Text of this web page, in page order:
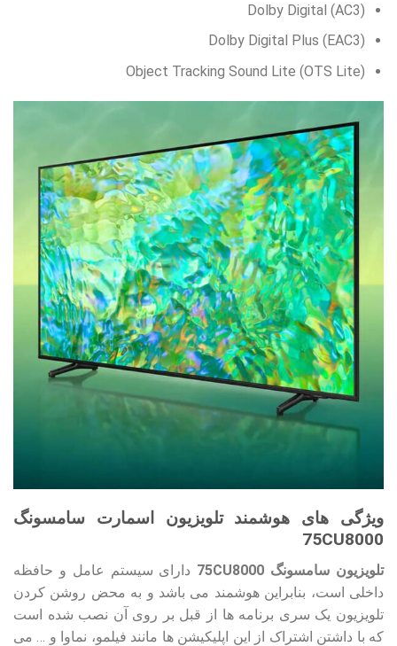
Dolby Digital (AC3)
Dolby Digital Plus (EAC3)
Object Tracking Sound Lite (OTS Lite)
ویژگی های هوشمند تلویزیون اسمارت سامسونگ
75CU8000
تلویزیون سامسونگ 75CU8000
دارای سیستم عامل و حافظه
داخلی است، بنابراین هوشمند می باشد و به محض روشن کردن
تلویزیون یک سری برنامه ها از قبل بر روی آن نصب شده است
که با داشتن اشتراک از این اپلیکیشن ها مانند فیلمو، نماوا و … می